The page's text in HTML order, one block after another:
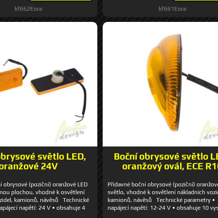
kf662Eora kf661Eora
světlo LED,
24V
obrysové (poziční) oranžové LED
plochou, vhodné k osvětlení
kamionů, návěsů Technické
napětí: 24 V • obsahuje 4
Boční obrysové světlo
oranžový ovál, ECE
Přídavné boční obrysové (poziční)
světlo, vhodné k osvětlení nákladních
kamionů, návěsů Technické parametry •
napájecí napětí: 12-24 V • obsahuje 10